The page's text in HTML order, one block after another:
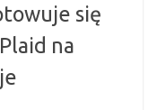
się
na